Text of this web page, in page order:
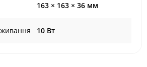
163 × 163 × 36 мм
10 Вт